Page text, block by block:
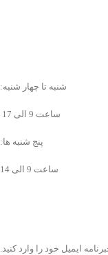
شنبه تا چهار شنبه:
ساعت 9 الی 17
پنج شنبه ها:
ساعت 9 الی 14
ایمیل خود را وارد کنید.